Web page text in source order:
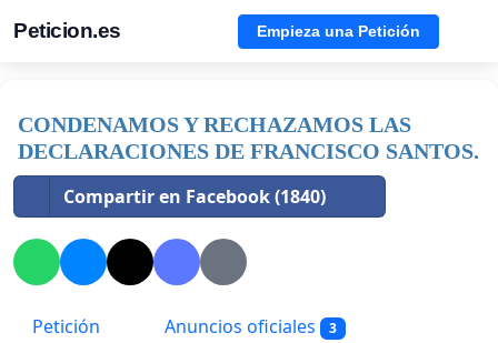
Peticion.es Empieza una Petición
CONDENAMOS Y RECHAZAMOS LAS
DECLARACIONES DE FRANCISCO SANTOS.
Compartir en Facebook (1840)
Petición Anuncios oficiales 3